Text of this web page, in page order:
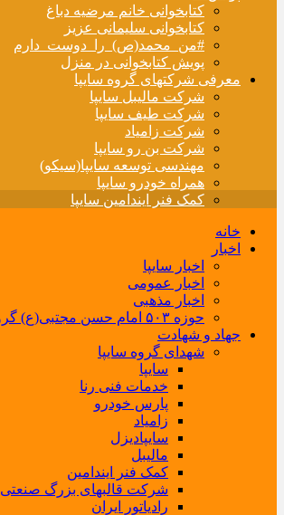
کتابخوانی خانم مرضیه دباغ
کتابخوانی سلیمانی عزیز
#من_محمد(ص)_را_دوست_دارم
پویش کتابخوانی در منزل
معرفی شرکتهای گروه سایپا
شرکت مالیبل سایپا
شرکت طیف سایپا
شرکت زامیاد
شرکت بن رو سایپا
مهندسی توسعه سایپا(سیکو)
همراه خودرو سایپا
کمک فنر ایندامین سایپا
خانه
اخبار
اخبار سایپا
اخبار عمومی
اخبار مذهبی
حوزه ۵۰۳ امام حسن مجتبی(ع) گروه سایپا
جهاد و شهادت
شهدای گروه سایپا
سایپا
خدمات فنی رنا
پارس خودرو
زامیاد
سایپادیزل
مالیبل
کمک فنر ایندامین
شرکت قالبهای بزرگ صنعتی
رادیاتور ایران